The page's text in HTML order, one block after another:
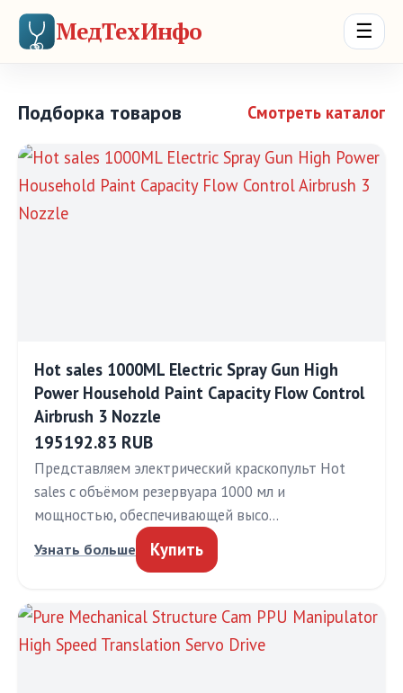
МедТехИнфо ☰
Подборка товаров Смотреть каталог
Hot sales 1000ML Electric Spray Gun High
Power Household Paint Capacity Flow Control
Airbrush 3 Nozzle
195192.83 RUB
Представляем электрический краскопульт Hot
sales с объёмом резервуара 1000 мл и
мощностью, обеспечивающей высо…
Узнать больше Купить